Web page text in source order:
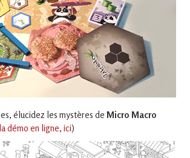
élucidez les mystères de Micro Macro
démo en ligne, ici)